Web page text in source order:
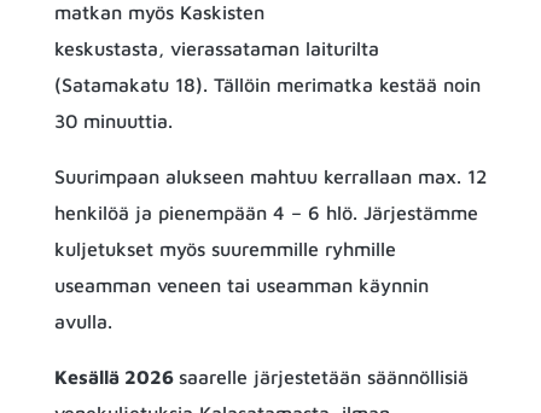
matkan myös Kaskisten
keskustasta, vierassataman laiturilta
(Satamakatu 18). Tällöin merimatka kestää noin
30 minuuttia.
Suurimpaan alukseen mahtuu kerrallaan max. 12
henkilöä ja pienempään 4 – 6 hlö. Järjestämme
kuljetukset myös suuremmille ryhmille
useamman veneen tai useamman käynnin
avulla.
Kesällä 2026 saarelle järjestetään säännöllisiä